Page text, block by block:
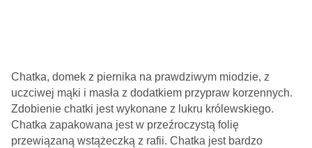
Chatka, domek z piernika na prawdziwym miodzie, z
uczciwej mąki i masła z dodatkiem przypraw korzennych.
Zdobienie chatki jest wykonane z lukru królewskiego.
Chatka zapakowana jest w przeźroczystą folię
przewiązaną wstążeczką z rafii. Chatka jest bardzo